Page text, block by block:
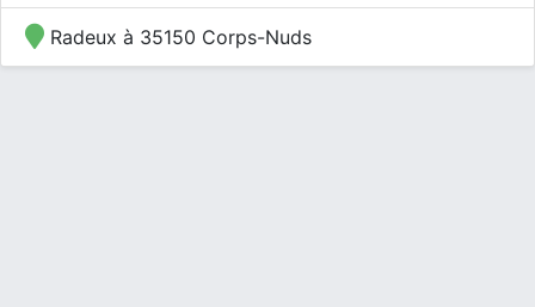
Radeux à 35150 Corps-Nuds